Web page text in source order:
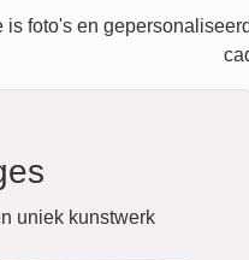
is foto's en
uniek kunstwerk